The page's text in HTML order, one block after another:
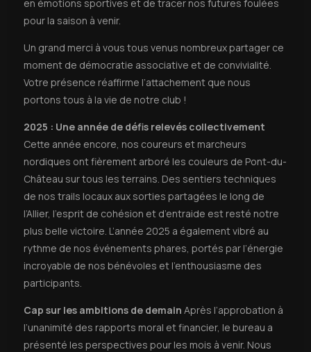
en émotions sportives et de tracer nos futures foulées
pour la saison à venir.
Un grand merci à vous tous venus nombreux partager ce
moment de démocratie associative et de convivialité.
Votre présence réaffirme l’attachement que nous
portons tous à la vie de notre club !
2025 : Une année de défis relevés collectivement
Cette année encore, nos coureurs et marcheurs
nordiques ont fièrement arboré les couleurs de Pont-du-
Château sur tous les terrains. Des sentiers techniques
de nos trails locaux aux sorties partagées le long de
l’Allier, l’esprit de cohésion et d’entraide est resté notre
plus belle victoire. L’année 2025 a également vibré au
rythme de nos événements phares, portés par l’énergie
incroyable de nos bénévoles et l’enthousiasme des
participants.
Cap sur les ambitions de demain Après l’approbation à
l’unanimité des rapports moral et financier, le bureau a
présenté les perspectives pour les mois à venir. Nous